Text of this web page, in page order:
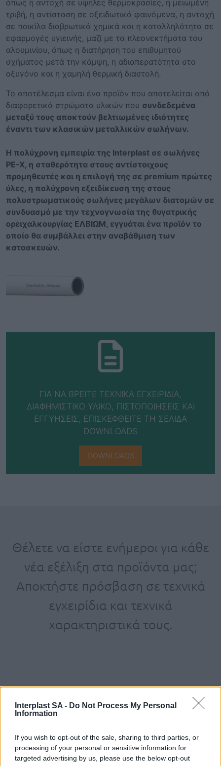
Interplast SA - Do Not Process My Personal
Information
If you wish to opt-out of the sale, sharing to third parties, or
processing of your personal or sensitive information for
targeted advertising by us, please use the below opt-out
όπως η αντοχή σε υψηλές θερμοκρασίες, η μειωμένη
τριβή, η αντίσταση σε οξειδωτικά φαινόμενα, η αντοχή
σε ποικίλα διαβρωτικά χημικά και η καταλληλότητα σε
εφαρμογές υγιεινής, μαζί με τα πλεονεκτήματα του
αλουμινίου, όπως η διατήρηση του επιθυμητού
σχήματος μετά την κάμψη, η αδιαπερατότητα στο
οξυγόνο και η χαμηλή θερμική διαστολή.
Το αποτέλεσμα είναι ένα προϊόν που αποτελείται από
διαφορετικά στρώματα υλικών που συνδεδεμένα
μεταξύ τους αποκτούν βελτιωμένες ιδιότητες
έναντι των κλασικών μεταλλικών σωλήνων.
Η πολύχρονη εμπειρία της Interplast σε σωλήνες
PE-X, η σταθερότητα στους αντίστοιχους
προμηθευτές και η επιλογή της σε premium πρώτες
ύλες, η πολύχρονη εξειδίκευση της στους
πολυστρωματικούς σωλήνες μεγάλων διατομών σε
συνδυασμό με την τεχνογνωσία της θυγατρικής
ορειχαλκουργίας ΕΛΒΙΩΜ, εγγυάται ένα προϊόν το
οποίο θα συμβάλλει στην αναβάθμιση των
κατασκευών.
ΓΙΑ ΝΑ ΒΡΕΙΤΕ ΤΕΧΝΙΚΑ ΕΓΧΕΙΡΙΔΙΑ,
ΔΙΑΦΗΜΙΣΤΙΚΟ ΥΛΙΚΟ, ΠΙΣΤΟΠΟΙΗΣΕΙΣ ΚΑΙ
ΕΓΓΥΗΣΕΙΣ, ΕΠΙΣΚΕΦΘΕΙΤΕ ΤΗ ΣΕΛΙΔΑ
DOWNLOADS
DOWNLOADS
Θέλετε να είστε ενήμεροι για κάθε
νέα εξέλιξη στα προϊόντα μας;
Αποκτήστε πρόσβαση σε τεχνικά
εγχειρίδια και τεχνικά
χαρακτηριστικά τους.
ΕΓΓΡΑΦΕΙΤΕ ΓΙΑ ΝΑ ΠΑΙΡΝΕΤΕ ΤΙΣ
ΤΕΛΕΥΤΑΙΕΣ ΜΑΣ ΕΝΗΜΕΡΩΣΕΙΣ